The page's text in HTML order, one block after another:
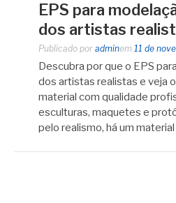
EPS para
dos artistas
Publicado por adminem 11 de
Descubra por que o EPS
dos artistas realistas e veja
material com qualidade
esculturas, maquetes e
pelo realismo, há um